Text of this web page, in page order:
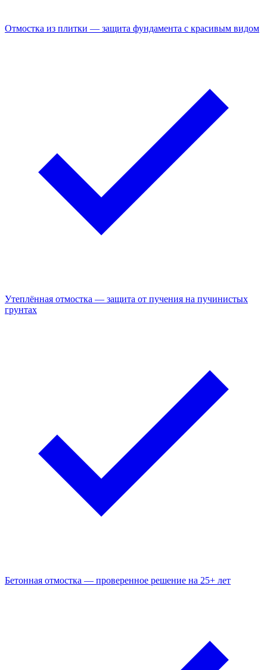
Отмостка из плитки — защита фундамента с красивым видом
Утеплённая отмостка — защита от пучения на пучинистых
грунтах
Бетонная отмостка — проверенное решение на 25+ лет